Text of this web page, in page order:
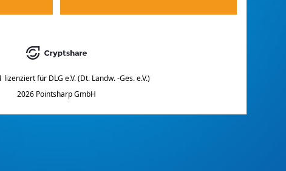
lizenziert für DLG e.V. (Dt. Landw. -Ges. e.V.)
2026 Pointsharp GmbH